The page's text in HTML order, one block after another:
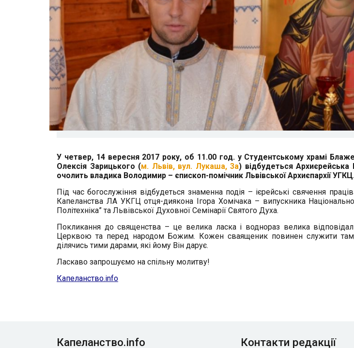
У четвер, 14 вересня 2017 року, об 11.00 год. у Студентському храмі
Олексія Зарицького (м. Львів, вул. Лукаша, 3а) відбудеться Архиєрейська
очолить владика Володимир – єпископ-помічник Львівської Архиєпархії УГКЦ.
Під час богослужіння відбудеться знаменна подія – ієрейські свячення
Капеланства ЛА УКГЦ отця-диякона Ігора Хомічака – випускника
Політехніка” та Львівської Духовної Семінарії Святого Духа.
Покликання до священства – це велика ласка і воднораз велика
Церквою та перед народом Божим. Кожен сваященик повинен служити
ділячись тими дарами, які йому Він дарує.
Ласкаво запрошуємо на спільну молитву!
Капеланство.info
Капеланство.info Контакти редакції